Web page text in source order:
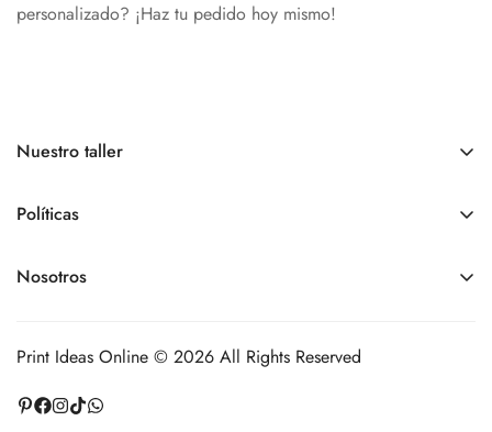
personalizado? ¡Haz tu pedido hoy mismo!
Nuestro taller
de lunes a viernes de 9:00 am a 6:00 pm, sábados y
+1 809 963 9012
Políticas
Políticas de envíos
Políticas de cancelaciones
Políticas de privacidad
Nosotros
Nuestro taller de producción está en la Juan Tomas Mejía y
Cotes #41, Santo Domingo, República Dominicana
Print Ideas Online © 2026 All Rights Reserved